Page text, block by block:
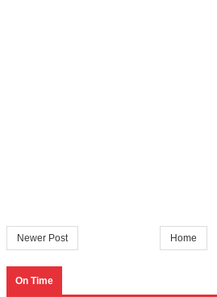
Newer Post Home
On Time